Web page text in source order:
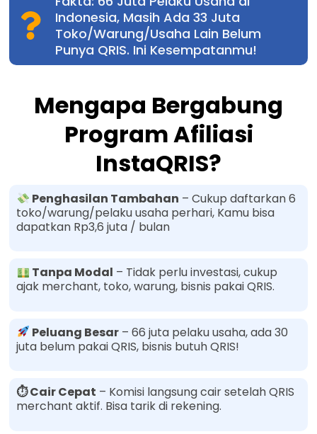
Indonesia, Masih Ada 33 Juta
Toko/Warung/Usaha Lain Belum
Punya QRIS. Ini Kesempatanmu!
Mengapa Bergabung
Program Afiliasi
InstaQRIS?
Penghasilan Tambahan – Cukup daftarkan 6
toko/warung/pelaku usaha perhari, Kamu bisa
dapatkan Rp3,6 juta / bulan
Tanpa Modal – Tidak perlu investasi, cukup
ajak merchant, toko, warung, bisnis pakai QRIS.
Peluang Besar– 66 juta pelaku usaha, ada 30
juta belum pakai QRIS, bisnis butuh QRIS!
⏱ Cair Cepat – Komisi langsung cair setelah QRIS
merchant aktif. Bisa tarik di rekening.